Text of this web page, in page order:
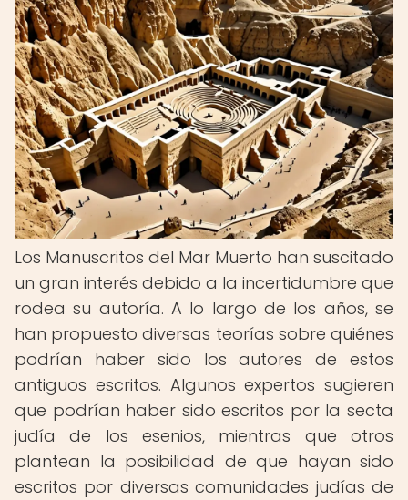
Los Manuscritos del Mar Muerto han suscitado
un gran interés debido a la incertidumbre que
rodea su autoría. A lo largo de los años, se
han propuesto diversas teorías sobre quiénes
podrían haber sido los autores de estos
antiguos escritos. Algunos expertos sugieren
que podrían haber sido escritos por la secta
judía de los esenios, mientras que otros
plantean la posibilidad de que hayan sido
escritos por diversas comunidades judías de